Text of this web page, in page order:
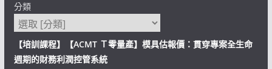
分類
【培訓課程】【ACMT Ｔ零量產】模具估報價：貫穿專案全生命
週期的財務利潤控管系統